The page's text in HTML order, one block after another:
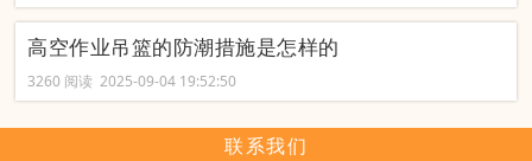
高空作业吊篮的防潮措施是怎样的
3260 阅读 2025-09-04 19:52:50
联系我们